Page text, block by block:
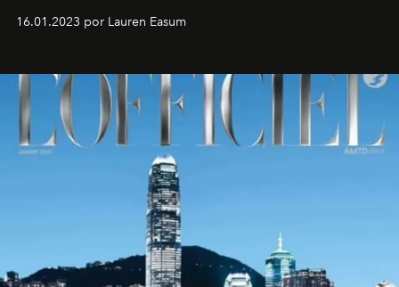
16.01.2023 por Lauren Easum